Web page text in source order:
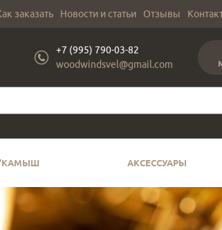
заказать Новости и статьи Отзывы
+7 (995) 790-03-82
woodwindsvel@gmail.com
КАМЫШ АКСЕССУАРЫ